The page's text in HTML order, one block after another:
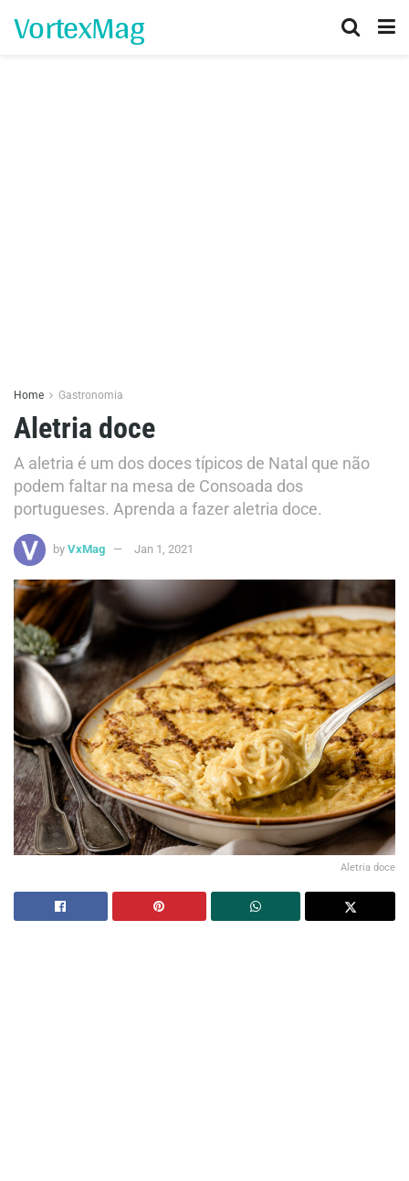
VortexMag
Home Gastronomia
Aletria doce
A aletria é um dos doces típicos de Natal que não
podem faltar na mesa de Consoada dos
portugueses. Aprenda a fazer aletria doce.
by VxMag Jan 1, 2021
Aletria doce